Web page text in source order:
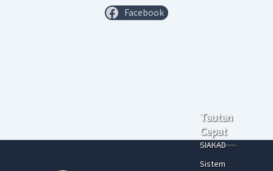
Facebook
Tautan
Cepat
SIAKAD
Sistem